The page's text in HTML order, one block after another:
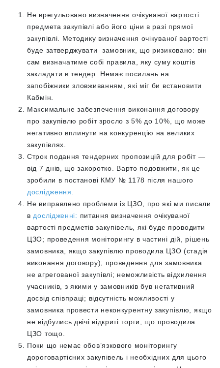
Не врегульовано визначення очікуваної вартості
предмета закупівлі або його ціни в разі прямої
закупівлі. Методику визначення очікуваної вартості
буде затверджувати замовник, що ризиковано: він
сам визначатиме собі правила, яку суму коштів
закладати в тендер. Немає посилань на
запобіжники зловживанням, які міг би встановити
Кабмін.
Максимальне забезпечення виконання договору
про закупівлю робіт зросло з 5% до 10%, що може
негативно вплинути на конкуренцію на великих
закупівлях.
Строк подання тендерних пропозицій для робіт —
від 7 днів, що закоротко. Варто подовжити, як це
зробили в постанові КМУ № 1178 після нашого
дослідження.
Не виправлено проблеми із ЦЗО, про які ми писали
в дослідженні: питання визначення очікуваної
вартості предметів закупівель, які буде проводити
ЦЗО; проведення моніторингу в частині дій, рішень
замовника, якщо закупівлю проводила ЦЗО (стадія
виконання договору); проведення для замовника
не агрегованої закупівлі; неможливість відхилення
учасників, з якими у замовників був негативний
досвід співпраці; відсутність можливості у
замовника провести неконкурентну закупівлю, якщо
не відбулись двічі відкриті торги, що проводила
ЦЗО тощо.
Поки що немає обов’язкового моніторингу
дороговартісних закупівель і необхідних для цього